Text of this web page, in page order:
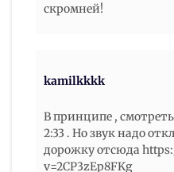
скромней!
kamilkkkk
В принципе ,
2:33 . Но звук надо
дорожку отсюда
v=2CP3zEp8FKg